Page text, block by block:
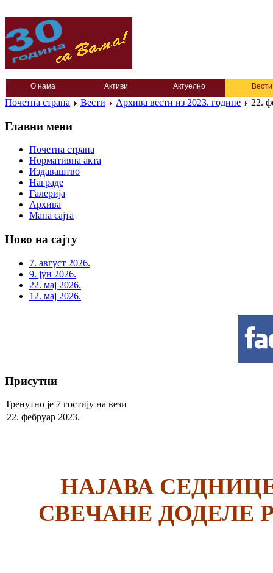
О нама Активи Актуелно Вести
Почетна страна Вести Архива вести из 2023. године 22.
Главни мени
Почетна страна
Нормативна акта
Издаваштво
Награде
Галерија
Архива
Мапа сајта
Ново на сајту
7. август 2026.
9. јун 2026.
22. мај 2026.
12. мај 2026.
Присутни
Тренутно је 7 гостију на вези
22. фебруар 2023.
НАЈАВА
СВЕЧАНЕ ДОДЕЛЕ